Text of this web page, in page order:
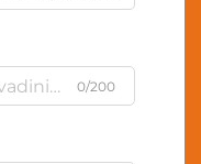
0/200